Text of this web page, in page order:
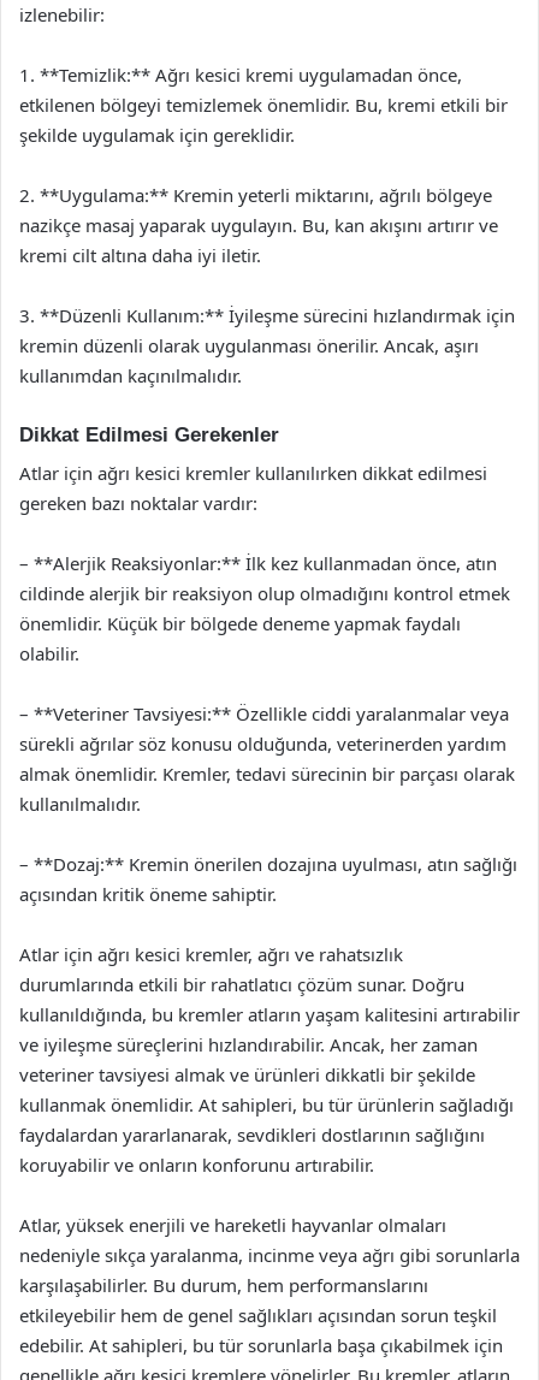
izlenebilir:
1. **Temizlik:** Ağrı kesici kremi uygulamadan önce,
etkilenen bölgeyi temizlemek önemlidir. Bu, kremi etkili bir
şekilde uygulamak için gereklidir.
2. **Uygulama:** Kremin yeterli miktarını, ağrılı bölgeye
nazikçe masaj yaparak uygulayın. Bu, kan akışını artırır ve
kremi cilt altına daha iyi iletir.
3. **Düzenli Kullanım:** İyileşme sürecini hızlandırmak için
kremin düzenli olarak uygulanması önerilir. Ancak, aşırı
kullanımdan kaçınılmalıdır.
Dikkat Edilmesi Gerekenler
Atlar için ağrı kesici kremler kullanılırken dikkat edilmesi
gereken bazı noktalar vardır:
– **Alerjik Reaksiyonlar:** İlk kez kullanmadan önce, atın
cildinde alerjik bir reaksiyon olup olmadığını kontrol etmek
önemlidir. Küçük bir bölgede deneme yapmak faydalı
olabilir.
– **Veteriner Tavsiyesi:** Özellikle ciddi yaralanmalar veya
sürekli ağrılar söz konusu olduğunda, veterinerden yardım
almak önemlidir. Kremler, tedavi sürecinin bir parçası olarak
kullanılmalıdır.
– **Dozaj:** Kremin önerilen dozajına uyulması, atın sağlığı
açısından kritik öneme sahiptir.
Atlar için ağrı kesici kremler, ağrı ve rahatsızlık
durumlarında etkili bir rahatlatıcı çözüm sunar. Doğru
kullanıldığında, bu kremler atların yaşam kalitesini artırabilir
ve iyileşme süreçlerini hızlandırabilir. Ancak, her zaman
veteriner tavsiyesi almak ve ürünleri dikkatli bir şekilde
kullanmak önemlidir. At sahipleri, bu tür ürünlerin sağladığı
faydalardan yararlanarak, sevdikleri dostlarının sağlığını
koruyabilir ve onların konforunu artırabilir.
Atlar, yüksek enerjili ve hareketli hayvanlar olmaları
nedeniyle sıkça yaralanma, incinme veya ağrı gibi sorunlarla
karşılaşabilirler. Bu durum, hem performanslarını
etkileyebilir hem de genel sağlıkları açısından sorun teşkil
edebilir. At sahipleri, bu tür sorunlarla başa çıkabilmek için
genellikle ağrı kesici kremlere yönelirler. Bu kremler, atların